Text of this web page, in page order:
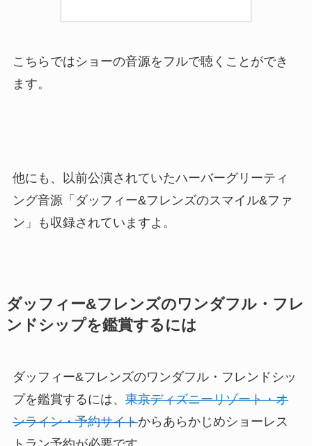
こちらではショーの音源をフルで聴くことができ
ます。
他にも、以前公演されていたハーバーグリーティ
ング音源「ダッフィー&フレンズのスマイル&ファ
ン」も収録されていますよ。
ダッフィー&フレンズのワンダフル・フレ
ンドシップを鑑賞するには
ダッフィー&フレンズのワンダフル・フレンドシッ
プを鑑賞するには、 東京ディズニーリゾート・オ
ンライン・予約サイトからあらかじめショーレス